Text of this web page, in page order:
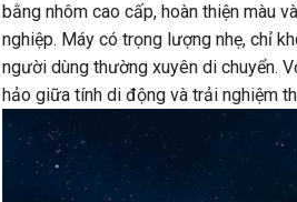
bằng nhôm cao cấp, hoàn thiện màu
nghiệp. Máy có trọng lượng nhẹ, chỉ
người dùng thường xuyên di chuyển.
hảo giữa tính di động và trải nghiệm